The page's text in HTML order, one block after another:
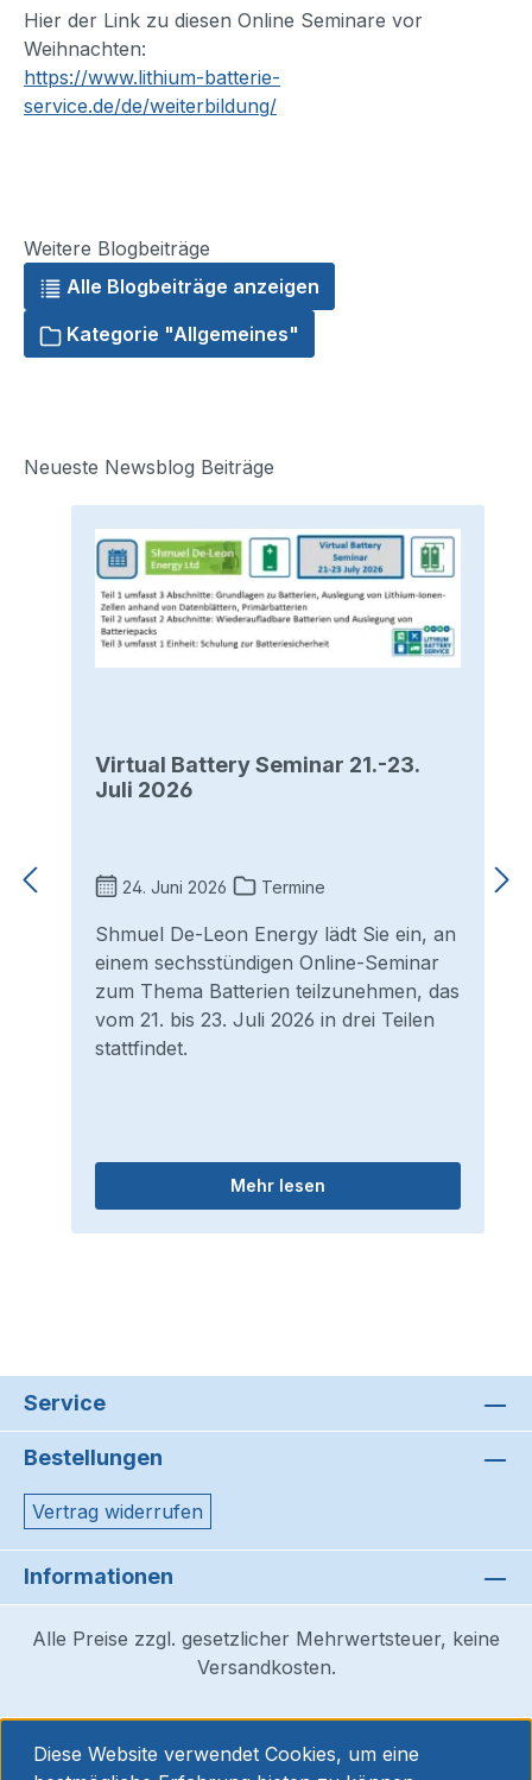
Hier der Link zu diesen Online Seminare vor
Weihnachten:
https://www.lithium-batterie-
service.de/de/weiterbildung/
Weitere Blogbeiträge
Alle Blogbeiträge anzeigen
Kategorie "Allgemeines"
Neueste Newsblog Beiträge
Virtual Battery Seminar 21.-23.
Juli 2026
24. Juni 2026 Termine
Shmuel De-Leon Energy lädt Sie ein, an
einem sechsstündigen Online-Seminar
zum Thema Batterien teilzunehmen, das
vom 21. bis 23. Juli 2026 in drei Teilen
stattfindet.
Mehr lesen
Service
Bestellungen
Vertrag widerrufen
Informationen
Alle Preise zzgl. gesetzlicher Mehrwertsteuer, keine
Versandkosten.
Diese Website verwendet Cookies, um eine